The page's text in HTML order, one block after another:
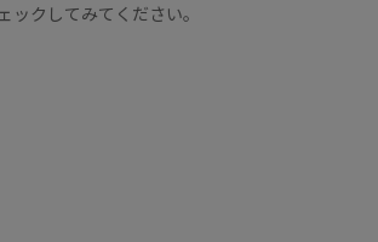
クしてみてください。